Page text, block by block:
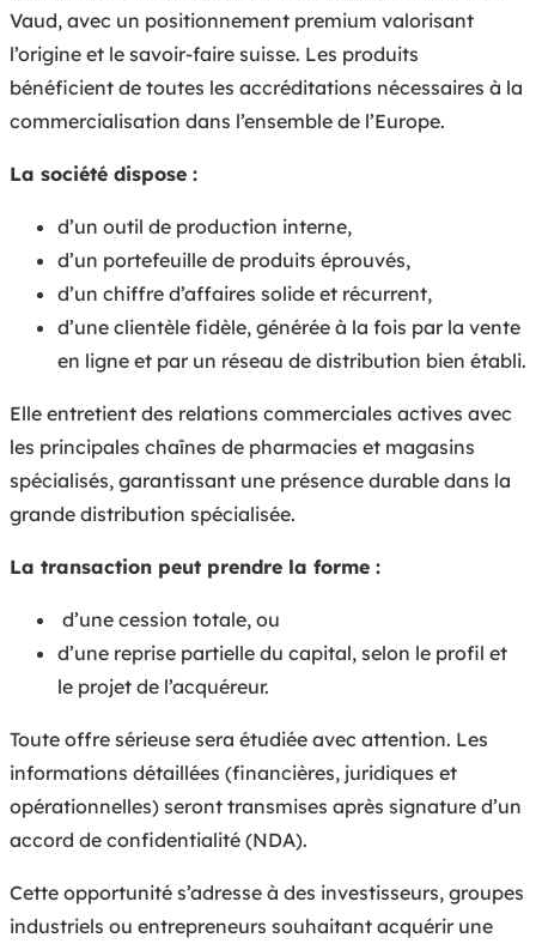
Vaud, avec un positionnement premium valorisant
l’origine et le savoir-faire suisse. Les produits
bénéficient de toutes les accréditations nécessaires à la
commercialisation dans l’ensemble de l’Europe.
La société dispose :
d’un outil de production interne,
d’un portefeuille de produits éprouvés,
d’un chiffre d’affaires solide et récurrent,
d’une clientèle fidèle, générée à la fois par la vente
en ligne et par un réseau de distribution bien établi.
Elle entretient des relations commerciales actives avec
les principales chaînes de pharmacies et magasins
spécialisés, garantissant une présence durable dans la
grande distribution spécialisée.
La transaction peut prendre la forme :
d’une cession totale, ou
d’une reprise partielle du capital, selon le profil et
le projet de l’acquéreur.
Toute offre sérieuse sera étudiée avec attention. Les
informations détaillées (financières, juridiques et
opérationnelles) seront transmises après signature d’un
accord de confidentialité (NDA).
Cette opportunité s’adresse à des investisseurs, groupes
industriels ou entrepreneurs souhaitant acquérir une